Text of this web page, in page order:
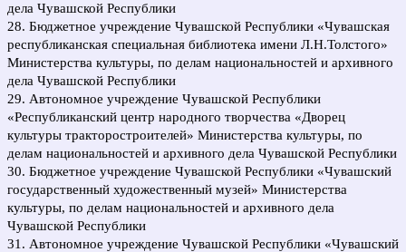
дела Чувашской Республики
28. Бюджетное учреждение Чувашской Республики «Чувашская
республиканская специальная библиотека имени Л.Н.Толстого»
Министерства культуры, по делам национальностей и архивного
дела Чувашской Республики
29. Автономное учреждение Чувашской Республики
«Республиканский центр народного творчества «Дворец
культуры тракторостроителей» Министерства культуры, по
делам национальностей и архивного дела Чувашской Республики
30. Бюджетное учреждение Чувашской Республики «Чувашский
государственный художественный музей» Министерства
культуры, по делам национальностей и архивного дела
Чувашской Республики
31. Автономное учреждение Чувашской Республики «Чувашский